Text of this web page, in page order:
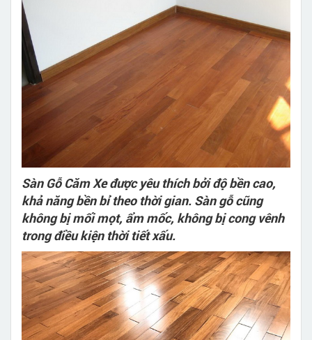
Sàn Gỗ Căm Xe được yêu thích bởi độ bền cao,
khả năng bền bỉ theo thời gian. Sàn gỗ cũng
không bị mối mọt, ẩm mốc, không bị cong vênh
trong điều kiện thời tiết xấu.